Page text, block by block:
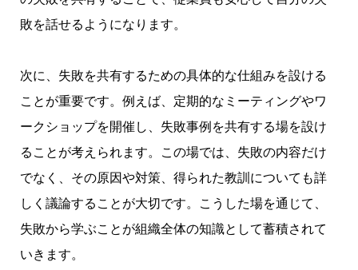
敗を話せるようになります。
次に、失敗を共有するための具体的な仕組みを設ける
ことが重要です。例えば、定期的なミーティングやワ
ークショップを開催し、失敗事例を共有する場を設け
ることが考えられます。この場では、失敗の内容だけ
でなく、その原因や対策、得られた教訓についても詳
しく議論することが大切です。こうした場を通じて、
失敗から学ぶことが組織全体の知識として蓄積されて
いきます。